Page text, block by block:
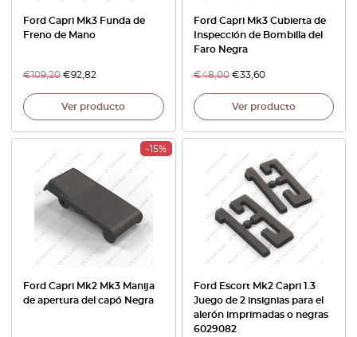
Ford Capri Mk3 Funda de
Freno de Mano
€109,20 €92,82
Ver producto
Ford Capri Mk3 Cubierta de
Inspección de Bombilla del
Faro Negra
€48,00 €33,60
Ver producto
-15%
Ford Capri Mk2 Mk3 Manija
de apertura del capó Negra
Ford Escort Mk2 Capri 1.3
Juego de 2 insignias para el
alerón imprimadas o negras
6029082